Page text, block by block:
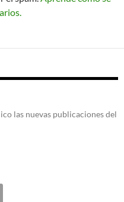
las nuevas publicaciones del